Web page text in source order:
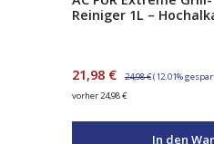
Reiniger 1L –
Verkaufspreis:
21,98 € Regulärer Preis:
24,98 €(12.01%
vorher 24,98 €
In den